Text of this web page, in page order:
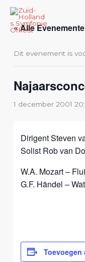
« Alle
Dit evenement is
1 december 2001
Dirigent Steven
Solist Rob van
W.A. Mozart –
G.F. Händel –
Toevoegen